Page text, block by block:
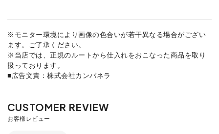
※モニター環境により画像の色合いが若干異なる場合がござい
ます。ご了承ください。
※当店では、正規のルートから仕入れをおこなった商品を取り
扱っております。
■広告文責：株式会社カンパネラ